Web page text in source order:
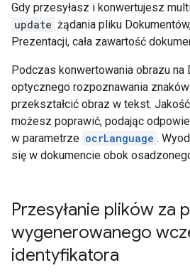
Gdy przesyłasz i konwertujesz
update żądania pliku
Prezentacji, cała zawartość
Podczas konwertowania obrazu na
optycznego rozpoznawania znaków
przekształcić obraz w tekst.
możesz poprawić, podając
w parametrze ocrLanguage .
się w dokumencie obok
Przesyłanie plików za
wygenerowanego
identyfikatora